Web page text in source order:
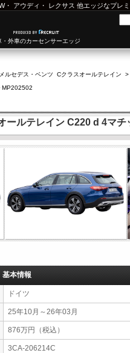
・ アウディ ・ レクサス 他エッジなプレ
外車のカーセンサーエッジ
メルセデス・ベンツ Cクラスオールテレイン
MP202502
ールテレイン C220 d 4マ
基本情報
ドイツ
25年10月～26年03月
876万円（税込）
3CA-206214C